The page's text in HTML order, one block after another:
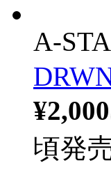
A-
¥2,000
頃発